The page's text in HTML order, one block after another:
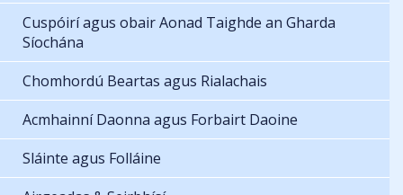
Cuspóirí agus obair Aonad Taighde an Gharda
Síochána
Chomhordú Beartas agus Rialachais
Acmhainní Daonna agus Forbairt Daoine
Sláinte agus Folláine